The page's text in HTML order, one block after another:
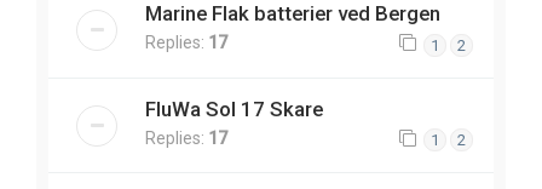
Marine Flak batterier ved Bergen
Replies: 17 1 2
FluWa Sol 17 Skare
Replies: 17 1 2